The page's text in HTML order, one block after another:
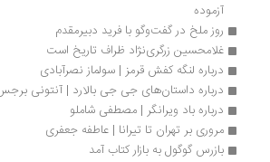
آزموده
روز ملخ در گفت‌وگو با فرید دبیرمقدم
غلامحسین زرگری‌نژاد ظراف تاریخ است
درباره لنگه کفش قرمز | سولماز نصرآبادی
درباره داستان‌های جی جی بالارد | آنتونی
درباره باد ویرانگر | مصطفی شاملو
مروری بر تهران تا تیرانا | عاطفه جعفری
بازرس گوگول به بازار کتاب آمد